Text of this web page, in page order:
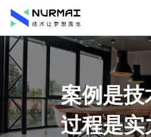
案例是技
过程是实